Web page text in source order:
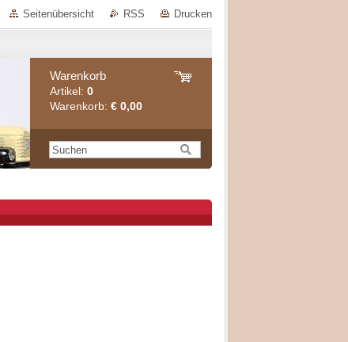
Seitenübersicht RSS Drucken
Warenkorb
Artikel: 0
Warenkorb: € 0,00